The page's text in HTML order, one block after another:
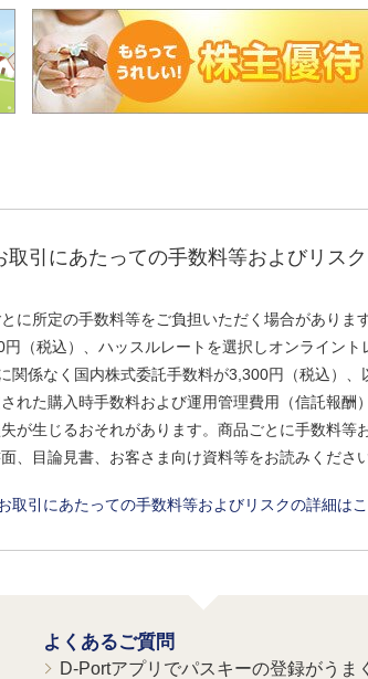
取引にあたっての手数料等およびリス
に所定の手数料等をご負担いただく場合があり
（税込）、ハッスルレートを選択しオンライン
関係なく国内株式委託手数料が3,300円（税込）、
れた購入時手数料および運用管理費用（信託報酬
が生じるおそれがあります。商品ごとに手数料等
、目論見書、お客さま向け資料等をお読みください
取引にあたっての手数料等およびリスクの詳細は
よくあるご質問
D-Portアプリでパスキーの登録がうま